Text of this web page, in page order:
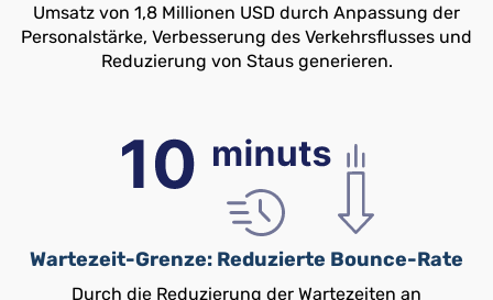
Umsatz von 1,8 Millionen USD durch Anpassung der
Personalstärke, Verbesserung des Verkehrsflusses und
Reduzierung von Staus generieren.
Wartezeit-Grenze: Reduzierte Bounce-Rate
Durch die Reduzierung der Wartezeiten an